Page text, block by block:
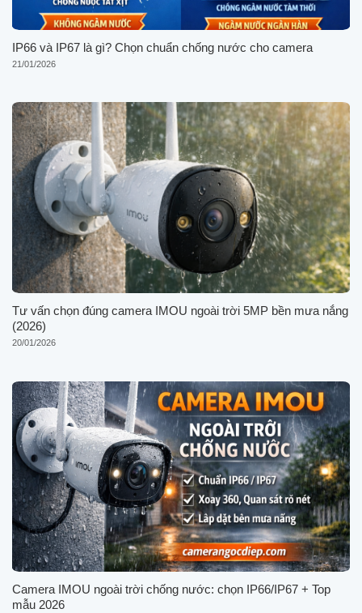
IP66 và IP67 là gì? Chọn chuẩn chống nước cho camera
21/01/2026
Tư vấn chọn đúng camera IMOU ngoài trời 5MP bền mưa nắng
(2026)
20/01/2026
Camera IMOU ngoài trời chống nước: chọn IP66/IP67 + Top
mẫu 2026